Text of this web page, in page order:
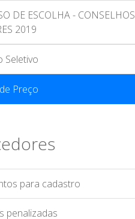
DE ESCOLHA - CONSELHOS
2019
Seletivo
Preço
para cadastro
penalizadas